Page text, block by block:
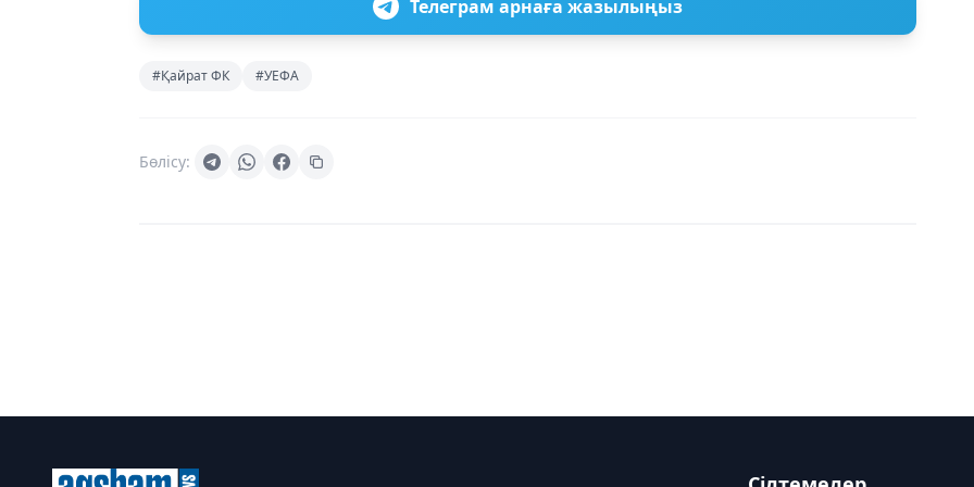
Телеграм арнаға жазылыңыз
#Қайрат ФК #УЕФА
Бөлісу: